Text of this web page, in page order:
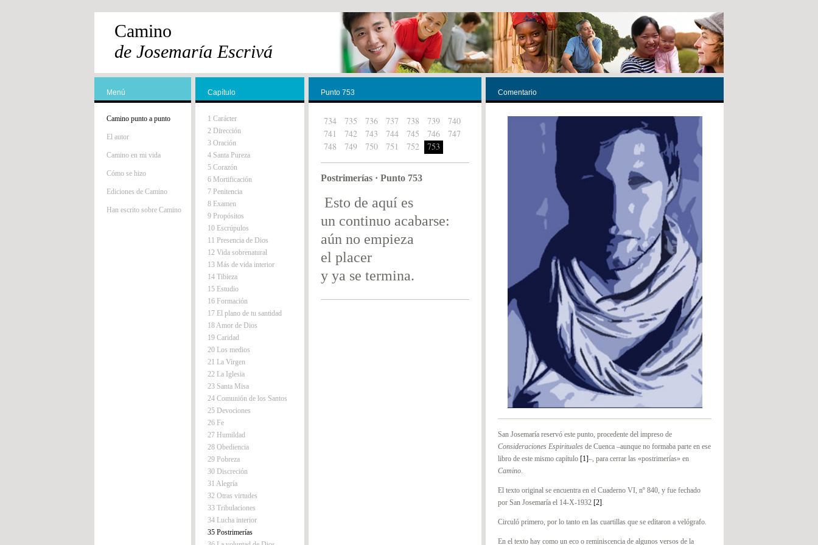
Camino
de Josemaría Escrivá
Menú
Camino punto a punto
El autor
Camino en mi vida
Cómo se hizo
Ediciones de Camino
Han escrito sobre Camino
Capítulo
1 Carácter
2 Dirección
3 Oración
4 Santa Pureza
5 Corazón
6 Mortificación
7 Penitencia
8 Examen
9 Propósitos
10 Escrúpulos
11 Presencia de Dios
12 Vida sobrenatural
13 Más de vida interior
14 Tibieza
15 Estudio
16 Formación
17 El plano de tu santidad
18 Amor de Dios
19 Caridad
20 Los medios
21 La Virgen
22 La Iglesia
23 Santa Misa
24 Comunión de los Santos
25 Devociones
26 Fe
27 Humildad
28 Obediencia
29 Pobreza
30 Discreción
31 Alegría
32 Otras virtudes
33 Tribulaciones
34 Lucha interior
35 Postrimerías
Punto 753
734 735 736 737 738 739
740
741
742 743 744 745 746
747
748
749 750 751 752 753
Postrimerías · Punto 753
Esto de aquí es
un continuo acabarse:
aún no empieza
el placer
y ya se termina.
Comentario
San Josemaría reservó este punto, procedente del impreso de
Consideraciones Espirituales de Cuenca –aunque no formaba parte en ese
libro de este mismo capítulo [1]–, para cerrar las «postrimerías» en
Camino.
El texto original se encuentra en el Cuaderno VI, nº 840, y fue fechado
por San Josemaría el 14-X-1932 [2].
Circuló primero, por lo tanto en las cuartillas que se editaron a velógrafo.
En el texto hay como un eco o reminiscencia de algunos versos de la